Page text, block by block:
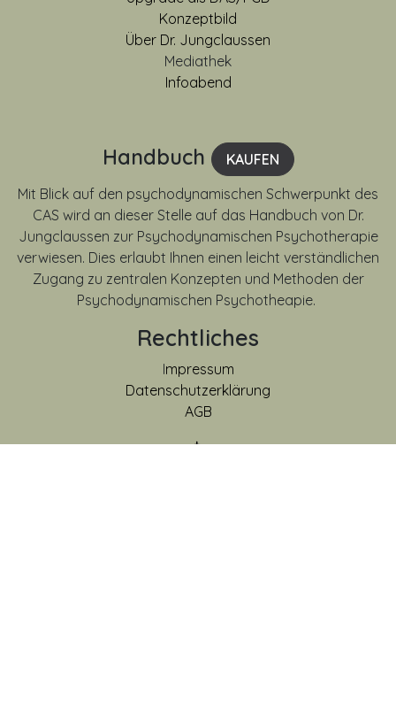
Konzeptbild
Über Dr. Jungclaussen
Mediathek
Infoabend
Handbuch
KAUFEN
Mit Blick auf den psychodynamischen Schwerpunkt des
CAS wird an dieser Stelle auf das Handbuch von Dr.
Jungclaussen zur Psychodynamischen Psychotherapie
verwiesen. Dies erlaubt Ihnen einen leicht verständlichen
Zugang zu zentralen Konzepten und Methoden der
Psychodynamischen Psychotheapie.
Rechtliches
Impressum
Datenschutzerklärung
AGB